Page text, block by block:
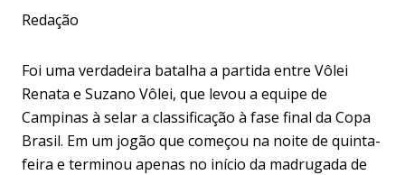
Redação
Foi uma verdadeira batalha a partida entre Vôlei
Renata e Suzano Vôlei, que levou a equipe de
Campinas à selar a classificação à fase final da Copa
Brasil. Em um jogão que começou na noite de quinta-
feira e terminou apenas no início da madrugada de